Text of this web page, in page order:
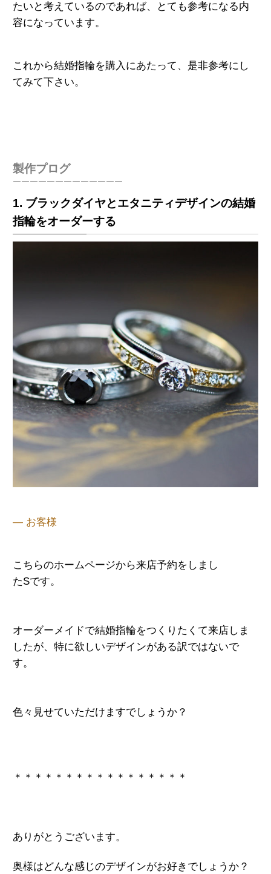
たいと考えているのであれば、とても参考になる内
容になっています。
これから結婚指輪を購入にあたって、是非参考にし
てみて下さい。
製作プログ
￣￣￣￣￣￣￣￣￣￣￣￣￣
1. ブラックダイヤとエタニティデザインの結婚
指輪をオーダーする
— お客様
こちらのホームページから来店予約をしまし
たSです。
オーダーメイドで結婚指輪をつくりたくて来店しま
したが、特に欲しいデザインがある訳ではないで
す。
色々見せていただけますでしょうか？
＊＊＊＊＊＊＊＊＊＊＊＊＊＊＊＊＊
ありがとうございます。
奥様はどんな感じのデザインがお好きでしょう か？